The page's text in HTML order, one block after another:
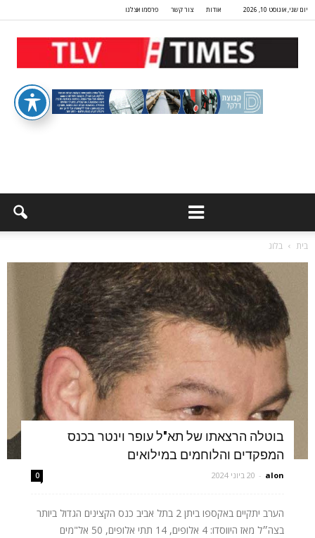
יום שני, אוגוסט 10, 2026 אודות צור קשר פרסמו אצלנו
בית בלוג
בוטלה הרצאתו של תא"ל עופר וינטר בכנס
המפקדים והלוחמים במילואים
alon
- 20 ביוני 2024 0
הערב יתקיים באקספו ביתן 2 בתל אביב כנס הקצינים הגדול ביותר
בצה״ל מאז היווסדו: 4 אלופים, 14 תתי אלופים, 50 אל"מים